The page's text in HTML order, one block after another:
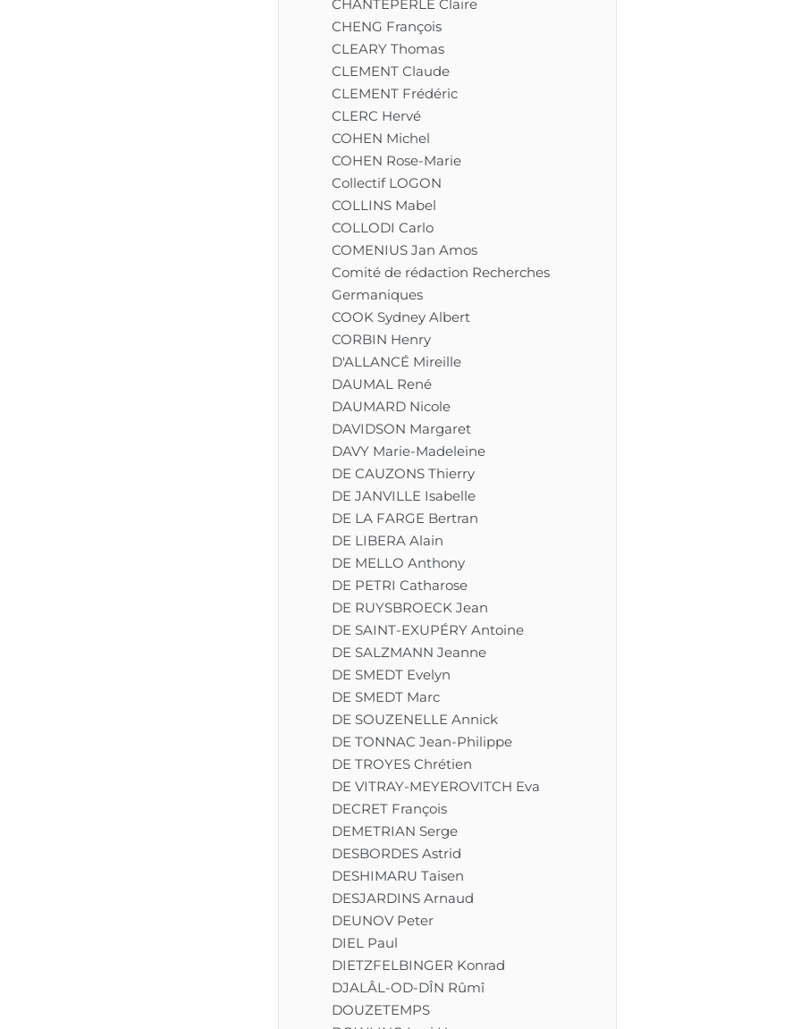
CHANTEPERLE Claire
CHENG François
CLEARY Thomas
CLEMENT Claude
CLEMENT Frédéric
CLERC Hervé
COHEN Michel
COHEN Rose-Marie
Collectif LOGON
COLLINS Mabel
COLLODI Carlo
COMENIUS Jan Amos
Comité de rédaction Recherches
Germaniques
COOK Sydney Albert
CORBIN Henry
D'ALLANCÉ Mireille
DAUMAL René
DAUMARD Nicole
DAVIDSON Margaret
DAVY Marie-Madeleine
DE CAUZONS Thierry
DE JANVILLE Isabelle
DE LA FARGE Bertran
DE LIBERA Alain
DE MELLO Anthony
DE PETRI Catharose
DE RUYSBROECK Jean
DE SAINT-EXUPÉRY Antoine
DE SALZMANN Jeanne
DE SMEDT Evelyn
DE SMEDT Marc
DE SOUZENELLE Annick
DE TONNAC Jean-Philippe
DE TROYES Chrétien
DE VITRAY-MEYEROVITCH Eva
DECRET François
DEMETRIAN Serge
DESBORDES Astrid
DESHIMARU Taisen
DESJARDINS Arnaud
DEUNOV Peter
DIEL Paul
DIETZFELBINGER Konrad
DJALÂL-OD-DÎN Rûmî
DOUZETEMPS